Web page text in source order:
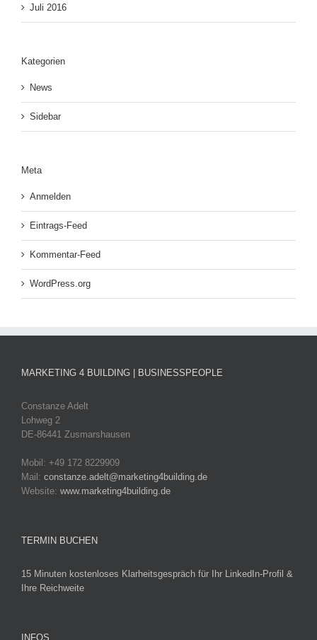
Juli 2016
Kategorien
News
Sidebar
Meta
Anmelden
Eintrags-Feed
Kommentar-Feed
WordPress.org
MARKETING 4 BUILDING | BUSINESSPEOPLE
Constanze Adelt
Lohweg 2
DE-86441 Zusmarshausen
Mobil: +49 172 8229909
Mail: constanze.adelt@marketing4building.de
Website: www.marketing4building.de
TERMIN BUCHEN
15 Minuten kostenloses Klarheitsgespräch für Ihr LinkedIn-Profil &
Ihre Reichweite
INFOS